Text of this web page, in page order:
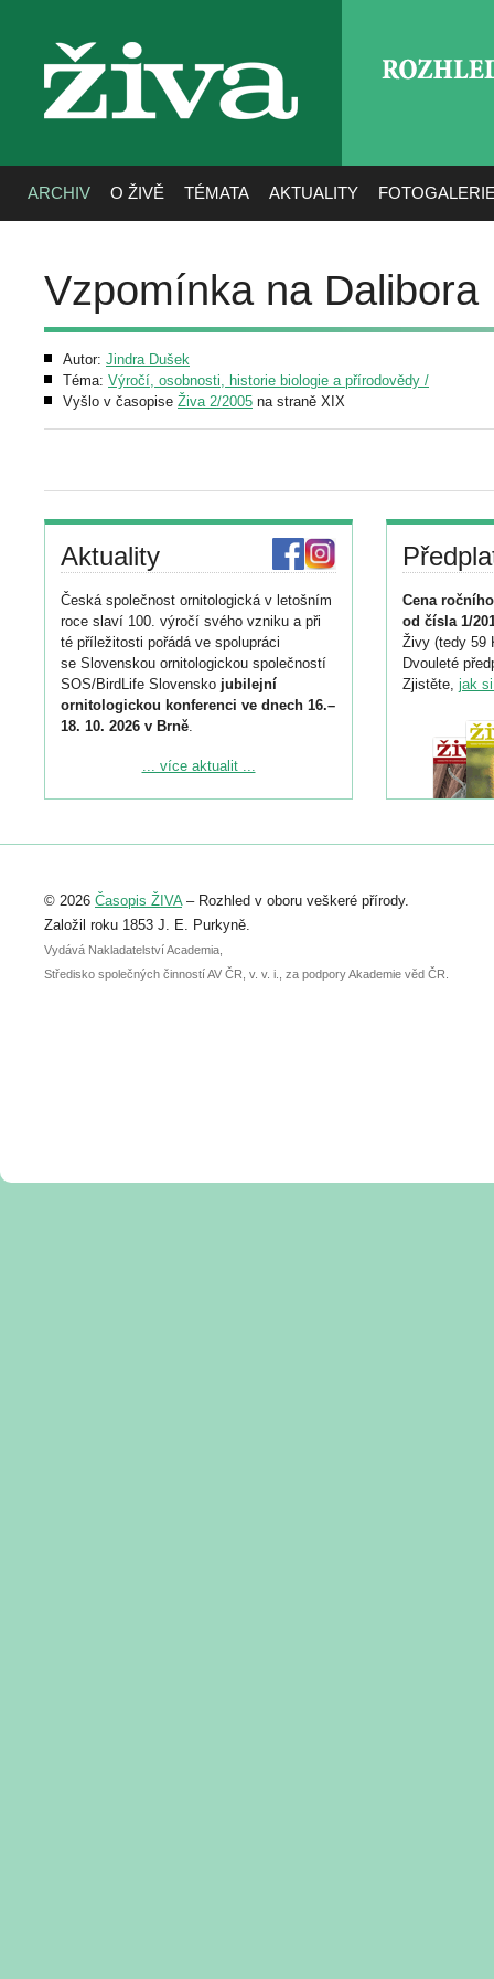
živa
ARCHIV O ŽIVĚ TÉMATA AKTUALITY
Vzpomínka na Dalibora
Autor: Jindra Dušek
Téma: Výročí, osobnosti, historie biologie a přírodovědy /
Vyšlo v časopise Živa 2/2005 na straně XIX
Aktuality
Česká společnost ornitologická v letošním
roce slaví 100. výročí svého vzniku a při
té příležitosti pořádá ve spolupráci
se Slovenskou ornitologickou společností
SOS/BirdLife Slovensko jubilejní
ornitologickou konferenci ve dnech 16.–
18. 10. 2026 v Brně.
Podrobnější informace ke konferenci
Registrovat se můžete do 6. září.
abstraktu přihlášené přednášky nebo
posteru je už 30. června.
... více aktualit ...
Cena
od čísla 1/
Živy (tedy 59
Dvouleté
Zjistěte, jak
© 2026 Časopis ŽIVA– Rozhled v oboru veškeré přírody.
Založil roku 1853 J. E. Purkyně.
Vydává Nakladatelství Academia,
Středisko společných činností AV ČR, v. v. i., za podpory Akademie věd ČR.